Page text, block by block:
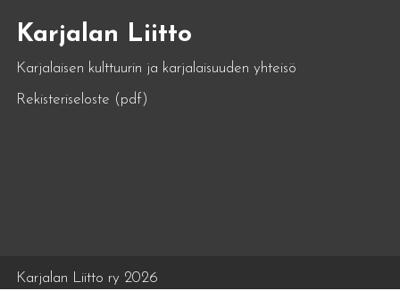
Karjalan Liitto
Karjalaisen kulttuurin ja karjalaisuuden yhteisö
Rekisteriseloste (pdf)
Karjalan Liitto ry 2026